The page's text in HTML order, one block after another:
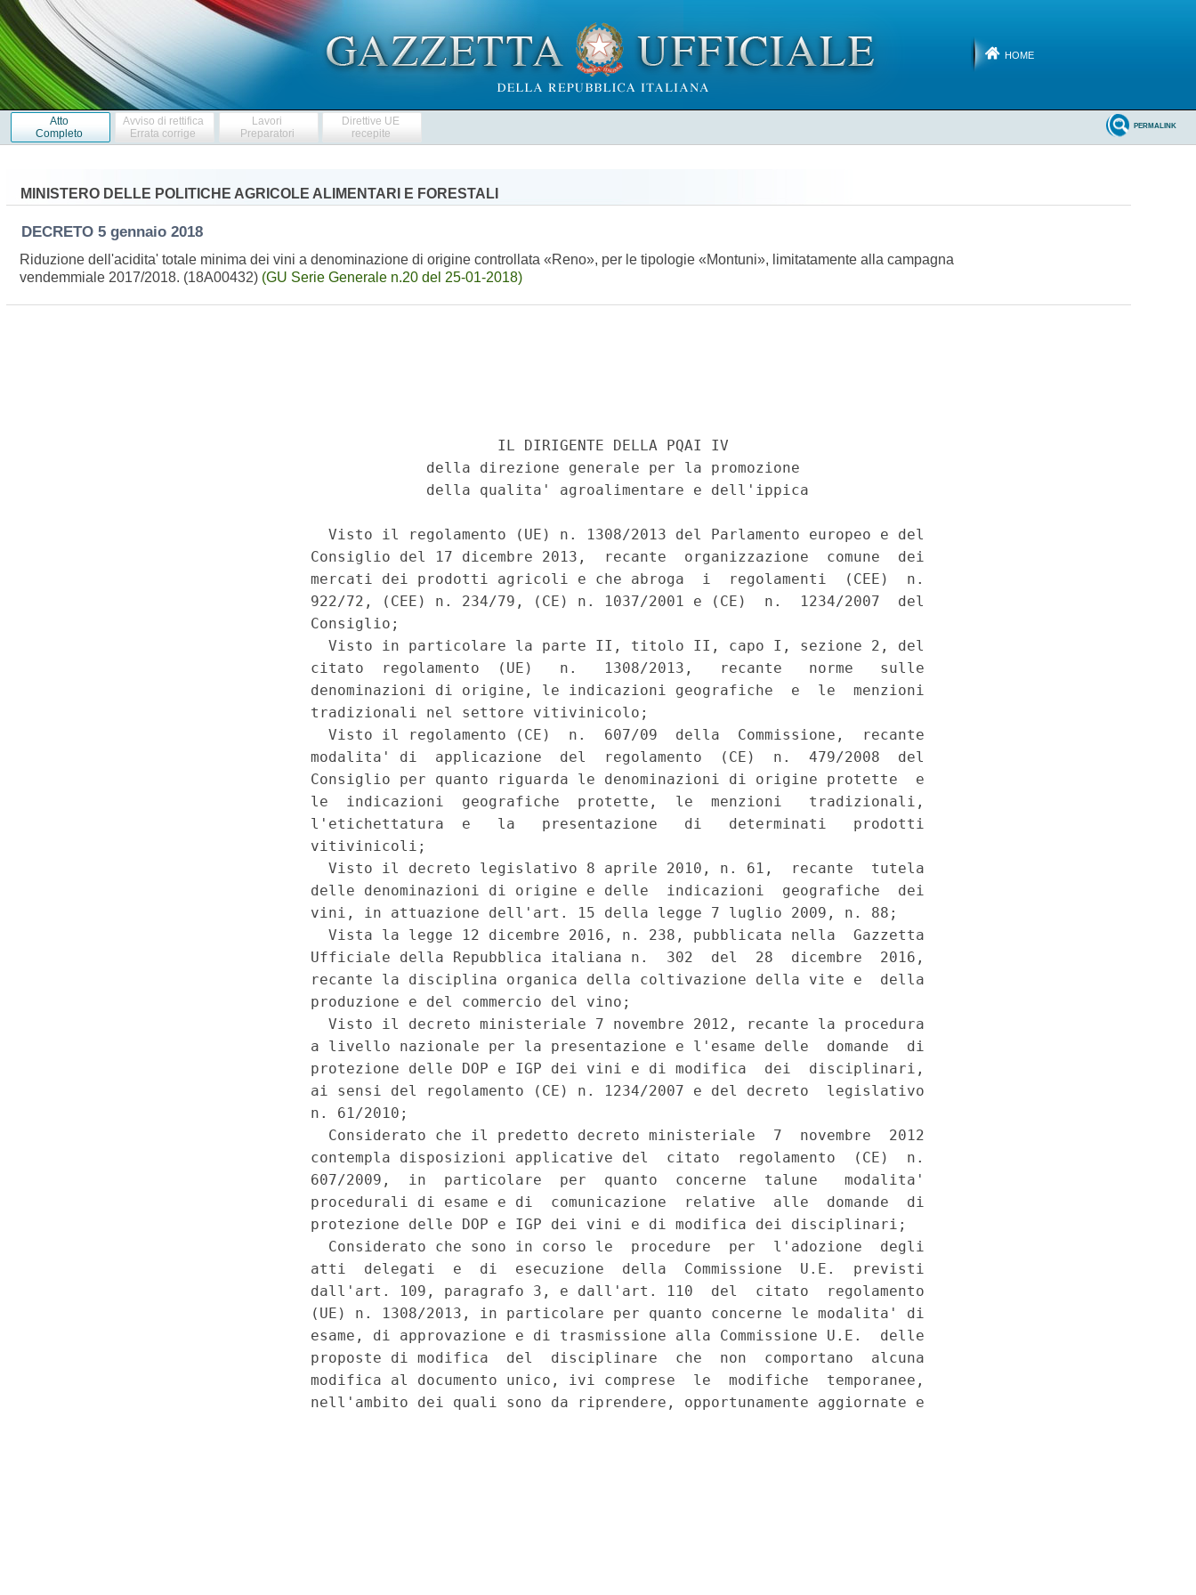
HOME
Atto
Completo
Avviso di rettifica
Errata corrige
Lavori
Preparatori
Direttive UE
recepite
PERMALINK
MINISTERO DELLE POLITICHE AGRICOLE ALIMENTARI E FORESTALI
DECRETO 5 gennaio 2018
Riduzione dell'acidita' totale minima dei vini a denominazione di origine controllata «Reno», per le tipologie «Montuni», limitatamente alla campagna
vendemmiale 2017/2018. (18A00432) (GU Serie Generale n.20 del 25-01-2018)